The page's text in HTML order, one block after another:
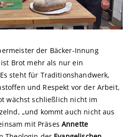
der Bäcker-Innung
Brot mehr als nur ein
steht für Traditionshandwerk,
und Respekt vor der Arbeit,
wächst schließlich nicht im
„und kommt auch nicht aus
mit PräsesAnnette